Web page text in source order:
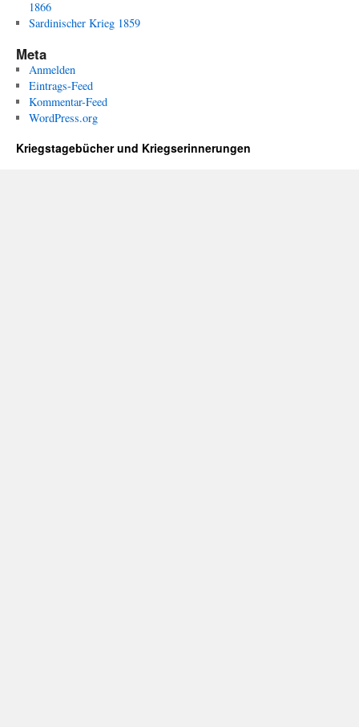
1866
Sardinischer Krieg 1859
Meta
Anmelden
Eintrags-Feed
Kommentar-Feed
WordPress.org
Kriegstagebücher und Kriegserinnerungen